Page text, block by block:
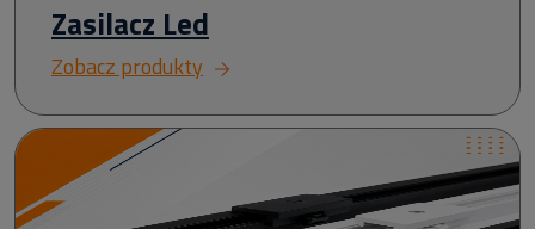
Zasilacz Led
Zobacz produkty